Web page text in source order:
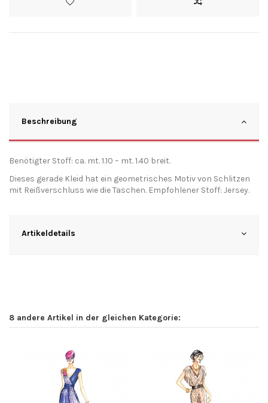
Beschreibung
Benötigter Stoff: ca. mt. 1.10 – mt. 1.40 breit.
Dieses gerade Kleid hat ein geometrisches Motiv von Schlitzen
mit Reißverschluss wie die Taschen. Empfohlener Stoff: Jersey.
Artikeldetails
8 andere Artikel in der gleichen Kategorie: